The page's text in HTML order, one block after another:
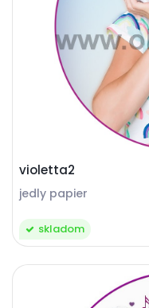
violetta2
jedly papier
skladom